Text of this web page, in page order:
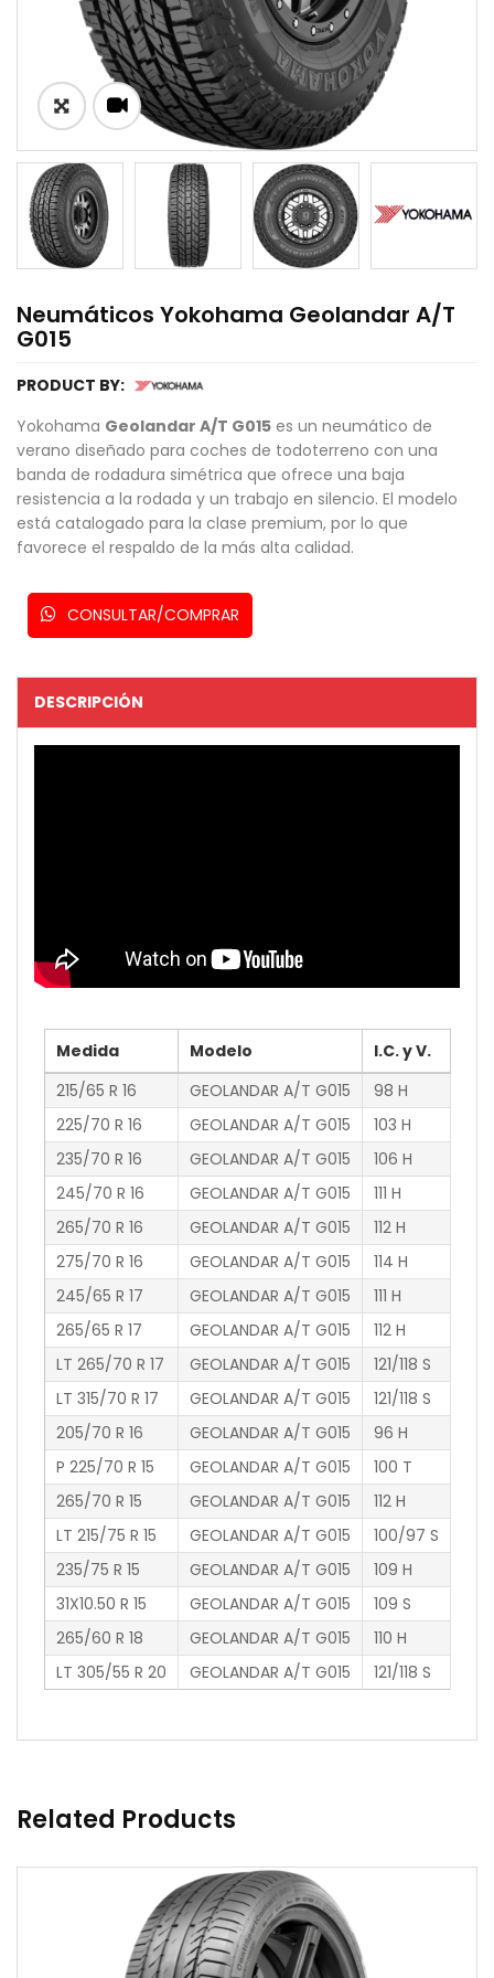
Neumáticos Yokohama Geolandar A/T
G015
PRODUCT BY:
Yokohama Geolandar A/T G015 es un neumático de
verano diseñado para coches de todoterreno con una
banda de rodadura simétrica que ofrece una baja
resistencia a la rodada y un trabajo en silencio. El modelo
está catalogado para la clase premium, por lo que
favorece el respaldo de la más alta calidad.
CONSULTAR/COMPRAR
DESCRIPCIÓN
Medida Modelo
I.C. y V.
215/65 R 16
GEOLANDAR A/T G015
98 H
225/70 R 16
GEOLANDAR A/T G015
103 H
235/70 R 16
GEOLANDAR A/T G015
106 H
245/70 R 16
GEOLANDAR A/T G015
111 H
265/70 R 16
GEOLANDAR A/T G015
112 H
275/70 R 16
GEOLANDAR A/T G015
114 H
245/65 R 17
GEOLANDAR A/T G015
111 H
265/65 R 17
GEOLANDAR A/T G015
112 H
LT 265/70 R 17
GEOLANDAR A/T G015
121/118 S
LT 315/70 R 17
GEOLANDAR A/T G015
121/118 S
205/70 R 16
GEOLANDAR A/T G015
96 H
P 225/70 R 15
GEOLANDAR A/T G015
100 T
265/70 R 15
GEOLANDAR A/T G015
112 H
LT 215/75 R 15
GEOLANDAR A/T G015
100/97 S
235/75 R 15
GEOLANDAR A/T G015
109 H
31X10.50 R 15
GEOLANDAR A/T G015
109 S
265/60 R 18
GEOLANDAR A/T G015
110 H
LT 305/55 R 20
GEOLANDAR A/T G015 121/118 S
Related Products